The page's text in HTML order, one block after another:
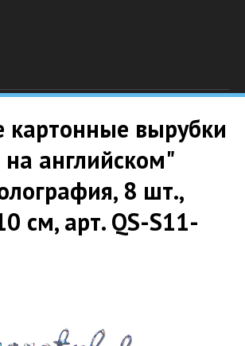
картонные вырубки
английском"
8 шт.,
см, арт. QS-S11-